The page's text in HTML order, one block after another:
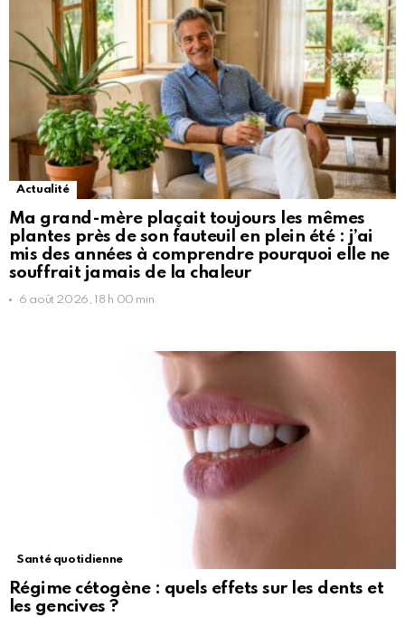
Actualité
Ma grand-mère plaçait toujours les mêmes
plantes près de son fauteuil en plein été : j’ai
mis des années à comprendre pourquoi elle ne
souffrait jamais de la chaleur
6 août 2026, 18 h 00 min
Santé quotidienne
Régime cétogène : quels effets sur les dents et
les gencives ?